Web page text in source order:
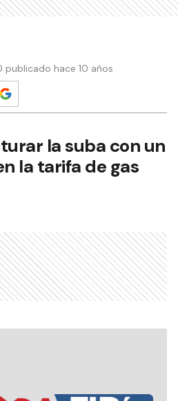
publicado hace 10 años
la suba con un
la tarifa de gas